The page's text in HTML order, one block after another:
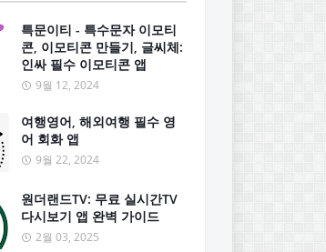
특문이티 - 특수문자 이모티
콘, 이모티콘 만들기, 글씨체:
인싸 필수 이모티콘 앱
9월 12, 2024
여행영어, 해외여행 필수 영
어 회화 앱
9월 22, 2024
원더랜드TV: 무료 실시간TV
다시보기 앱 완벽 가이드
2월 03, 2025